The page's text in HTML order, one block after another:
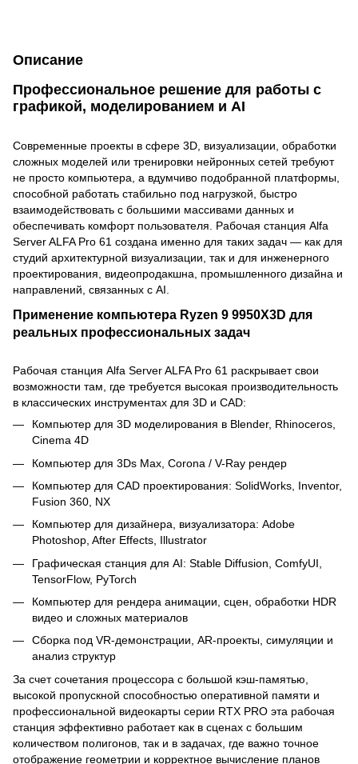
Описание
Профессиональное решение для работы с
графикой, моделированием и AI
Современные проекты в сфере 3D, визуализации, обработки
сложных моделей или тренировки нейронных сетей требуют
не просто компьютера, а вдумчиво подобранной платформы,
способной работать стабильно под нагрузкой, быстро
взаимодействовать с большими массивами данных и
обеспечивать комфорт пользователя. Рабочая станция Alfa
Server ALFA Pro 61 создана именно для таких задач — как для
студий архитектурной визуализации, так и для инженерного
проектирования, видеопродакшна, промышленного дизайна и
направлений, связанных с AI.
Применение компьютера Ryzen 9 9950X3D для
реальных профессиональных задач
Рабочая станция Alfa Server ALFA Pro 61 раскрывает свои
возможности там, где требуется высокая производительность
в классических инструментах для 3D и CAD:
Компьютер для 3D моделирования в Blender, Rhinoceros,
Cinema 4D
Компьютер для 3Ds Max, Corona / V-Ray рендер
Компьютер для CAD проектирования: SolidWorks, Inventor,
Fusion 360, NX
Компьютер для дизайнера, визуализатора: Adobe
Photoshop, After Effects, Illustrator
Графическая станция для AI: Stable Diffusion, ComfyUI,
TensorFlow, PyTorch
Компьютер для рендера анимации, сцен, обработки HDR
видео и сложных материалов
Сборка под VR-демонстрации, AR-проекты, симуляции и
анализ структур
За счет сочетания процессора с большой кэш-памятью,
высокой пропускной способностью оперативной памяти и
профессиональной видеокарты серии RTX PRO эта рабочая
станция эффективно работает как в сценах с большим
количеством полигонов, так и в задачах, где важно точное
отображение геометрии и корректное вычисление планов